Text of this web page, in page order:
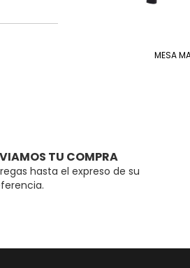
MESA
TU COMPRA
hasta el expreso de su